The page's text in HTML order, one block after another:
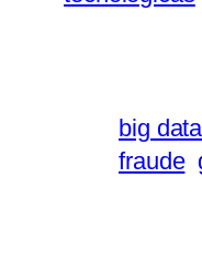
big data
fraude